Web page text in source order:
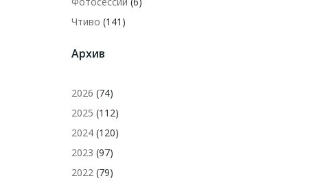
Чтиво (141)
Архив
2026 (74)
2025 (112)
2024 (120)
2023 (97)
2022 (79)